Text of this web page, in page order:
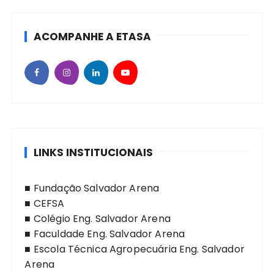
ACOMPANHE A ETASA
LINKS INSTITUCIONAIS
■ Fundação Salvador Arena
■ CEFSA
■ Colégio Eng. Salvador Arena
■ Faculdade Eng. Salvador Arena
■ Escola Técnica Agropecuária Eng. Salvador
Arena